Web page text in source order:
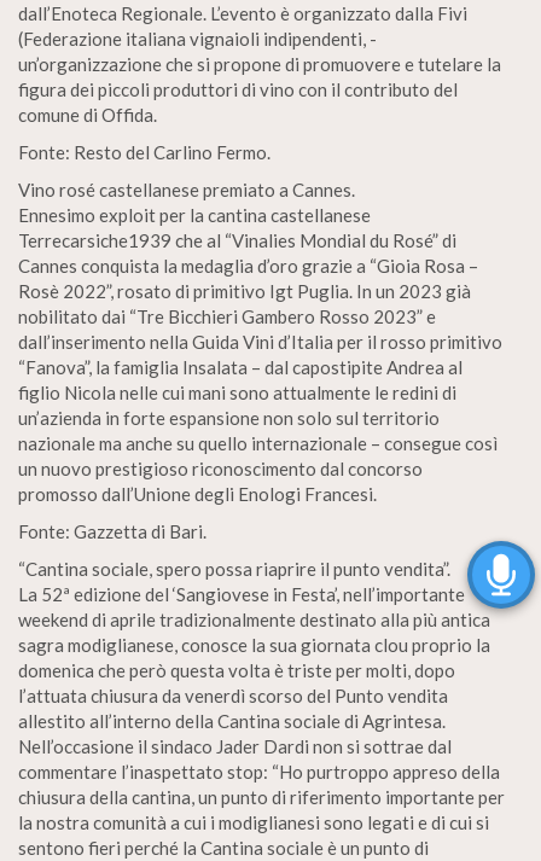
dall’Enoteca Regionale. L’evento è organizzato dalla Fivi
(Federazione italiana vignaioli indipendenti, -
un’organizzazione che si propone di promuovere e tutelare la
figura dei piccoli produttori di vino con il contributo del
comune di Offida.
Fonte: Resto del Carlino Fermo.
Vino rosé castellanese premiato a Cannes.
Ennesimo exploit per la cantina castellanese
Terrecarsiche1939 che al “Vinalies Mondial du Rosé” di
Cannes conquista la medaglia d’oro grazie a “Gioia Rosa –
Rosè 2022”, rosato di primitivo Igt Puglia. In un 2023 già
nobilitato dai “Tre Bicchieri Gambero Rosso 2023” e
dall’inserimento nella Guida Vini d’Italia per il rosso primitivo
“Fanova”, la famiglia Insalata – dal capostipite Andrea al
figlio Nicola nelle cui mani sono attualmente le redini di
un’azienda in forte espansione non solo sul territorio
nazionale ma anche su quello internazionale – consegue così
un nuovo prestigioso riconoscimento dal concorso
promosso dall’Unione degli Enologi Francesi.
Fonte: Gazzetta di Bari.
“Cantina sociale, spero possa riaprire il punto vendita”.
La 52ª edizione del ‘Sangiovese in Festa’, nell’importante
weekend di aprile tradizionalmente destinato alla più antica
sagra modiglianese, conosce la sua giornata clou proprio la
domenica che però questa volta è triste per molti, dopo
l’attuata chiusura da venerdì scorso del Punto vendita
allestito all’interno della Cantina sociale di Agrintesa.
Nell’occasione il sindaco Jader Dardi non si sottrae dal
commentare l’inaspettato stop: “Ho purtroppo appreso della
chiusura della cantina, un punto di riferimento importante per
la nostra comunità a cui i modiglianesi sono legati e di cui si
sentono fieri perché la Cantina sociale è un punto di